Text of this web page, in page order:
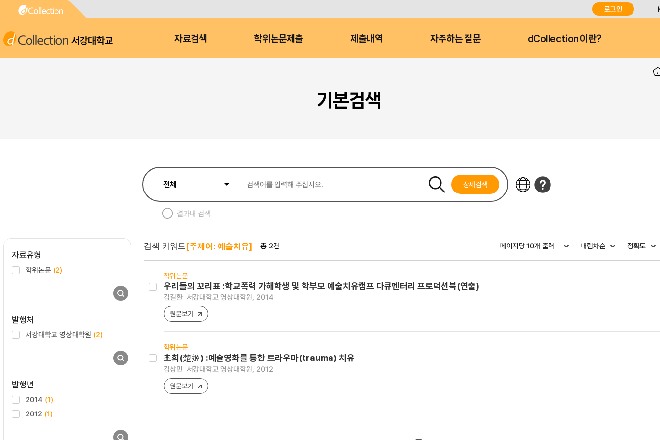
로그인
서강대학교 자료검색 학위논문제출 제출내역 자주하는 질문 dCollection 이란?
기본검색
상세검색
결과내 검색
자료유형
학위논문 (2)
발행처
서강대학교 영상대학원 (2)
발행년
2014 (1)
2012 (1)
검색 키워드[주제어: 예술치유] 총 2건
학위논문
우리들의 꼬리표 :학교폭력 가해학생 및 학부모 예술치유캠프 다큐멘터리 프로덕션북(연출)
김길환 서강대학교 영상대학원, 2014
원문보기
학위논문
초희(楚姬) :예술영화를 통한 트라우마(trauma) 치유
김상민 서강대학교 영상대학원, 2012
원문보기